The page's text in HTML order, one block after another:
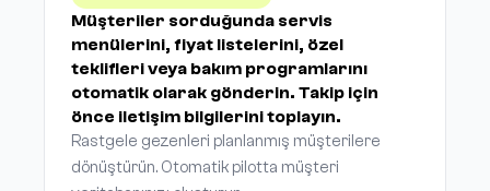
Müşteriler sorduğunda servis
menülerini, fiyat listelerini, özel
teklifleri veya bakım programlarını
otomatik olarak gönderin. Takip için
önce iletişim bilgilerini toplayın.
Rastgele gezenleri planlanmış müşterilere
dönüştürün. Otomatik pilotta müşteri